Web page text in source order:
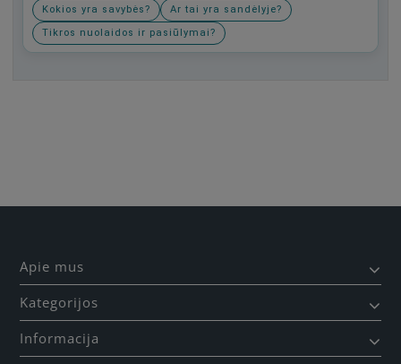
Kokios yra savybės?
Ar tai yra sandėlyje?
Tikros nuolaidos ir pasiūlymai?
Apie mus
Kategorijos
Informacija